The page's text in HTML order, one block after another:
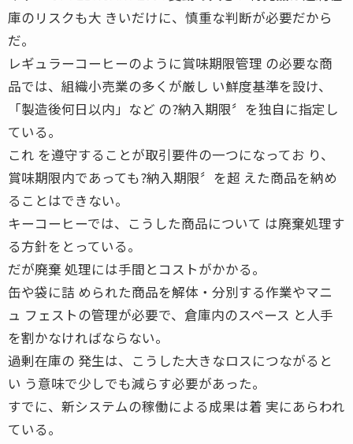
庫のリスクも大 きいだけに、慎重な判断が必要だから
だ。
レギュラーコーヒーのように賞味期限管理 の必要な商
品では、組織小売業の多くが厳し い鮮度基準を設け、
「製造後何日以内」など の?納入期限〞を独自に指定し
ている。
これ を遵守することが取引要件の一つになってお り、
賞味期限内であっても?納入期限〞を超 えた商品を納め
ることはできない。
キーコーヒーでは、こうした商品について は廃棄処理す
る方針をとっている。
だが廃棄 処理には手間とコストがかかる。
缶や袋に詰 められた商品を解体・分別する作業やマニ
ュ フェストの管理が必要で、倉庫内のスペース と人手
を割かなければならない。
過剰在庫の 発生は、こうした大きなロスにつながると
い う意味で少しでも減らす必要があった。
すでに、新システムの稼働による成果は着 実にあらわれ
ている。